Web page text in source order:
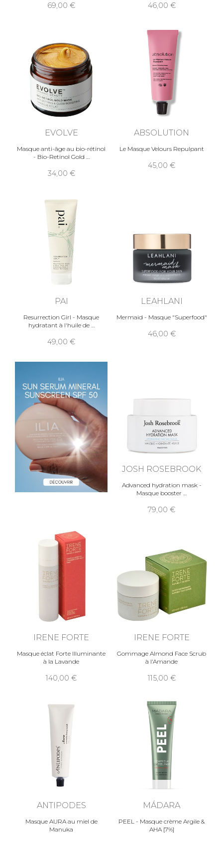
69,00 46,00
EVOLVE
Masque anti-âge au bio-rétinol
- Bio-Retinol Gold
34,00
ABSOLUTION
Le Masque Velours Repulpant
45,00
PAI
Resurrection Girl - Masque
hydratant à l'huile de
49,00
LEAHLANI
Mermaid - Masque "Superfood"
46,00
JOSH ROSEBROOK
Advanced hydration mask -
Masque booster
79,00
IRENE FORTE
Masque éclat Forte Illuminante
à la Lavande
140,00
IRENE FORTE
Gommage Almond Face Scrub
à l'Amande
115,00
ANTIPODES
Masque AURA au miel de
Manuka
MÁDARA
PEEL - Masque crème Argile &
AHA [7%]